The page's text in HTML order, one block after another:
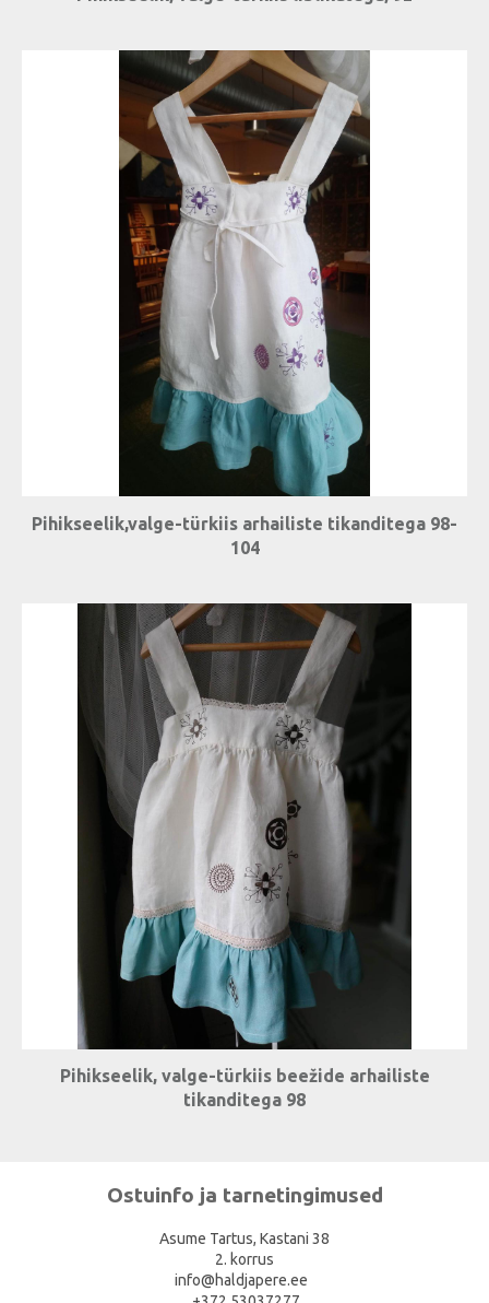
Pihikseelik,valge-türkiis arhailiste tikanditega 98-
104
Pihikseelik, valge-türkiis beežide arhailiste
tikanditega 98
Ostuinfo ja tarnetingimused
Asume Tartus, Kastani 38
2. korrus
info@haldjapere.ee